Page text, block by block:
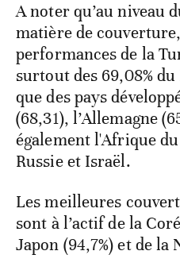
A noter qu’au niveau
matière de
performances de la
surtout des 69,08%
que des pays
(68,31), l’Allemagne
également l'Afrique
Russie et Israël.
Les meilleures
sont à l’actif de la
Japon (94,7%) et de la